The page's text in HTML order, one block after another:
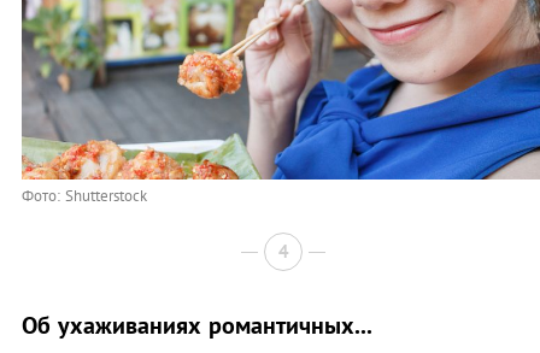
Фото: Shutterstock
4
Об ухаживаниях романтичных...